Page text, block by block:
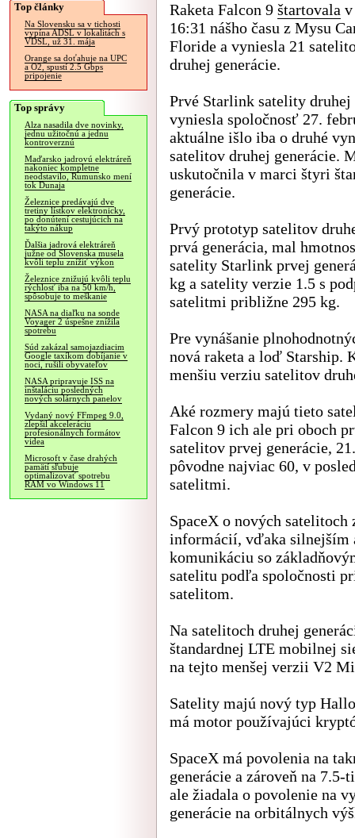
Top články
Na Slovensku sa v tichosti
vypína ADSL v lokalitách s
VDSL, už 31. mája
Orange sa doťahuje na UPC
a O2, spustí 2.5 Gbps
pripojenie
Top správy
Alza nasadila dve novinky,
jednu užitočnú a jednu
kontroverznú
Maďarsko jadrovú elektráreň
nakoniec kompletne
neodstavilo, Rumunsko mení
tok Dunaja
Železnice predávajú dve
tretiny lístkov elektronicky,
po donútení cestujúcich na
takýto nákup
Ďalšia jadrová elektráreň
južne od Slovenska musela
kvôli teplu znížiť výkon
Železnice znižujú kvôli teplu
rýchlosť iba na 50 km/h,
spôsobuje to meškanie
NASA na diaľku na sonde
Voyager 2 úspešne znížila
spotrebu
Súd zakázal samojazdiacim
Google taxíkom dobíjanie v
noci, rušili obyvateľov
NASA pripravuje ISS na
inštaláciu posledných
nových solárnych panelov
Vydaný nový FFmpeg 9.0,
zlepšil akceleráciu
profesionálnych formátov
videa
Microsoft v čase drahých
pamätí sľubuje
optimalizovať spotrebu
RAM vo Windows 11
Raketa Falcon 9 štartovala v
16:31 nášho času z Mysu
Floride a vyniesla 21
druhej generácie.
Prvé Starlink satelity druhej
vyniesla spoločnosť 27.
aktuálne išlo iba o druhé
satelitov druhej generácie.
uskutočnila v marci štyri
generácie.
Prvý prototyp satelitov
prvá generácia, mal
satelity Starlink prvej
kg a satelity verzie 1.5 s
satelitmi približne 295 kg.
Pre vynášanie
nová raketa a loď Starship.
menšiu verziu satelitov
Aké rozmery majú tieto
Falcon 9 ich ale pri oboch
satelitov prvej generácie,
pôvodne najviac 60, v
satelitmi.
SpaceX o nových
informácií, vďaka silnejším
komunikáciu so
satelitu podľa spoločnosti
satelitom.
Na satelitoch druhej
štandardnej LTE mobilnej
na tejto menšej verzii V2
Satelity majú nový typ
má motor používajúci
SpaceX má povolenia na
generácie a zároveň na
ale žiadala o povolenie na
generácie na orbitálnych